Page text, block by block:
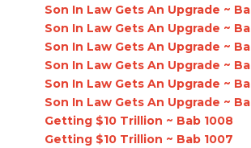
Son In Law Gets An Upgrade ~
Son In Law Gets An Upgrade ~
Son In Law Gets An Upgrade ~
Son In Law Gets An Upgrade ~
Son In Law Gets An Upgrade ~
Son In Law Gets An Upgrade ~
Getting $10 Trillion ~ Bab 1008
Getting $10 Trillion ~ Bab 1007